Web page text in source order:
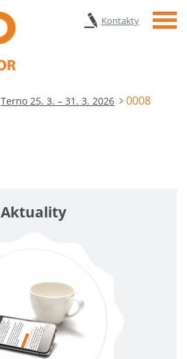
Kontakty Menu
Terno 25. 3. – 31. 3. 2026 0008
Aktuality